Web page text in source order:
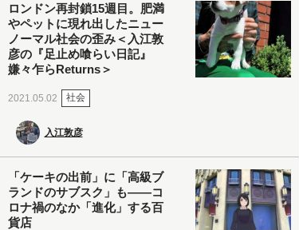
ロンドン再封鎖15週目。肥満
やペットに現れ出したニュー
ノーマル社会の歪み＜入江敦
彦の『足止め喰らい日記』
嫌々乍らReturns＞
2021.05.02 社会
入江敦彦
「ケーキの出前」に「高級ブ
ランドのサブスク」も――コ
ロナ禍のなか「進化」する百
貨店